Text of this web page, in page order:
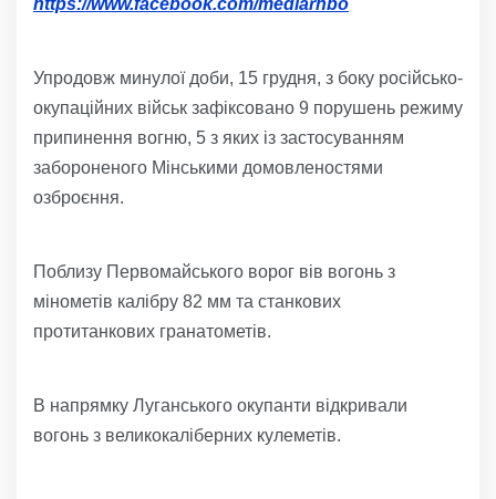
https://www.facebook.com/mediarnbo
Упродовж минулої доби, 15 грудня, з боку російсько-
окупаційних військ зафіксовано 9 порушень режиму
припинення вогню, 5 з яких із застосуванням
забороненого Мінськими домовленостями
озброєння.
Поблизу Первомайського ворог вів вогонь з
мінометів калібру 82 мм та станкових
протитанкових гранатометів.
В напрямку Луганського окупанти відкривали
вогонь з великокаліберних кулеметів.